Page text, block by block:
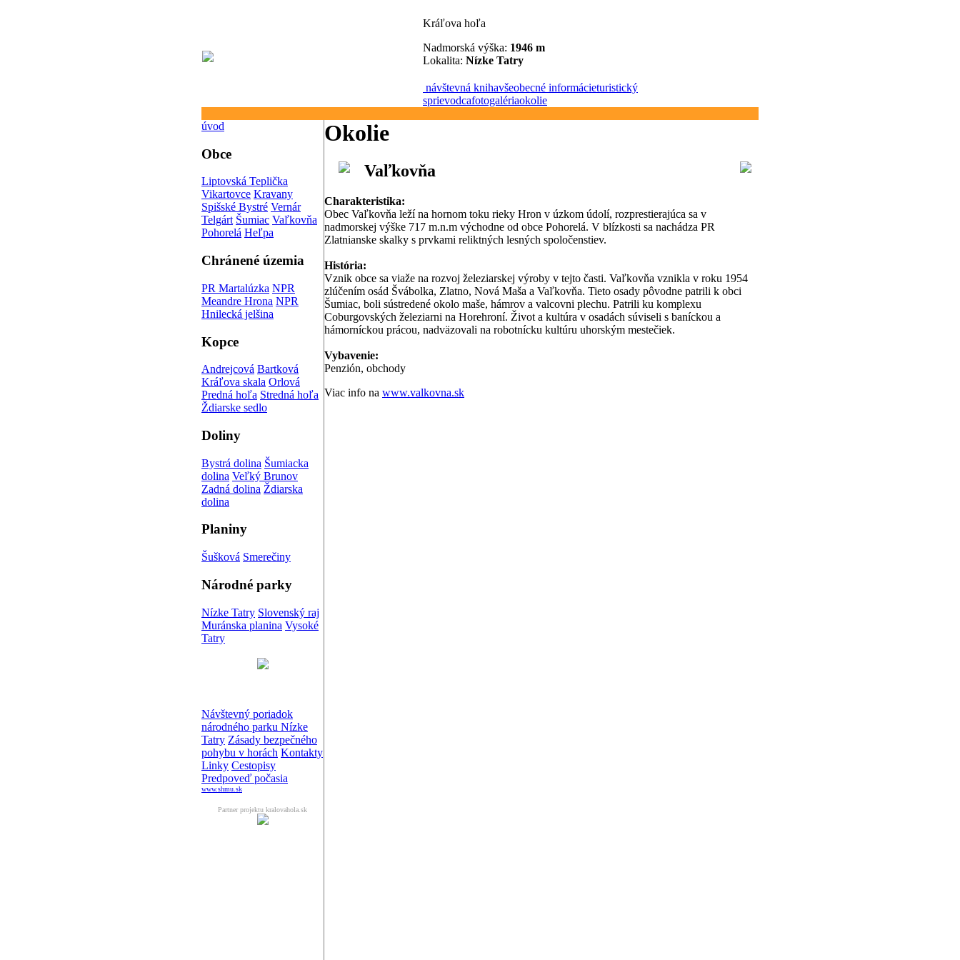
Kráľova hoľa
Nadmorská výška: 1946 m
Lokalita: Nízke Tatry
návštevná knihavšeobecné informácieturistický
sprievodcafotogalériaokolie
úvod
Obce
Liptovská Teplička
Vikartovce Kravany
Spišské Bystré Vernár
Telgárt Šumiac Vaľkovňa
Pohorelá Heľpa
Chránené územia
PR Martalúzka NPR
Meandre Hrona NPR
Hnilecká jelšina
Kopce
Andrejcová Bartková
Kráľova skala Orlová
Predná hoľa Stredná hoľa
Ždiarske sedlo
Doliny
Bystrá dolina Šumiacka
dolina Veľký Brunov
Zadná dolina Ždiarska
dolina
Planiny
Šušková Smerečiny
Národné parky
Nízke Tatry Slovenský raj
Muránska planina Vysoké
Tatry
Návštevný poriadok
národného parku Nízke
Tatry Zásady bezpečného
pohybu v horách Kontakty
Linky Cestopisy
Predpoveď počasia
www.shmu.sk
Partner projektu kralovahola.sk
Okolie
Vaľkovňa
Charakteristika:
Obec Vaľkovňa leží na hornom toku rieky Hron v úzkom údolí, rozprestierajúca sa v
nadmorskej výške 717 m.n.m východne od obce Pohorelá. V blízkosti sa nachádza PR
Zlatnianske skalky s prvkami reliktných lesných spoločenstiev.
História:
Vznik obce sa viaže na rozvoj železiarskej výroby v tejto časti. Vaľkovňa vznikla v roku 1954
zlúčením osád Švábolka, Zlatno, Nová Maša a Vaľkovňa. Tieto osady pôvodne patrili k obci
Šumiac, boli sústredené okolo maše, hámrov a valcovni plechu. Patrili ku komplexu
Coburgovských železiarni na Horehroní. Život a kultúra v osadách súviseli s baníckou a
hámorníckou prácou, nadväzovali na robotnícku kultúru uhorským mestečiek.
Vybavenie:
Penzión, obchody
Viac info na www.valkovna.sk